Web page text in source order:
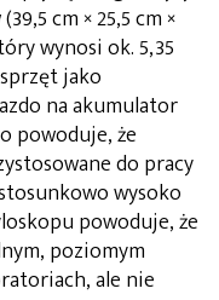
cm × 25,5 cm ×
wynosi ok. 5,35
jako
na akumulator
powoduje, że
do pracy
wysoko
powoduje, że
poziomym
ale nie